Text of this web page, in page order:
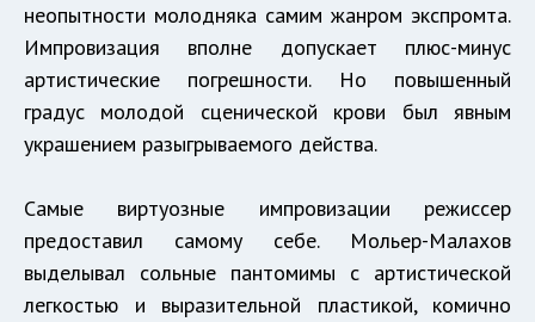
неопытности молодняка самим жанром экспромта.
Импровизация вполне допускает плюс-минус
артистические погрешности. Но повышенный
градус молодой сценической крови был явным
украшением разыгрываемого действа.
Самые виртуозные импровизации режиссер
предоставил самому себе. Мольер-Малахов
выделывал сольные пантомимы с артистической
легкостью и выразительной пластикой, комично